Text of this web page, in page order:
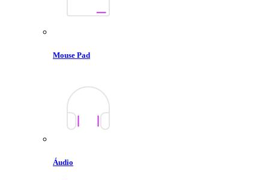
Mouse Pad
Áudio